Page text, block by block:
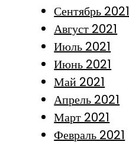
Сентябрь 2021
Август 2021
Июль 2021
Июнь 2021
Май 2021
Апрель 2021
Март 2021
Февраль 2021